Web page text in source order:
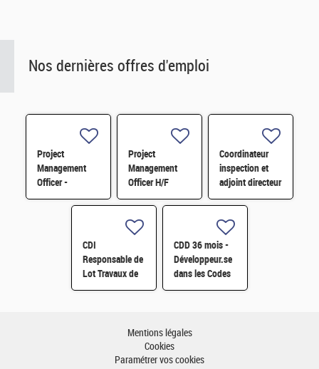
Nos dernières offres d'emploi
Project
Management
Officer -
Référent Cost
Engineering H/F
Project
Management
Officer H/F
Coordinateur
inspection et
adjoint directeur
qualité/inspection
– Projet RJH
H/F
CDI
Responsable de
Lot Travaux de
Démantèlement
CDD 36 mois -
Développeur.se
dans les Codes
de Traitement
Monte-Carlo H/F
Mentions légales
Cookies
Paramétrer vos cookies